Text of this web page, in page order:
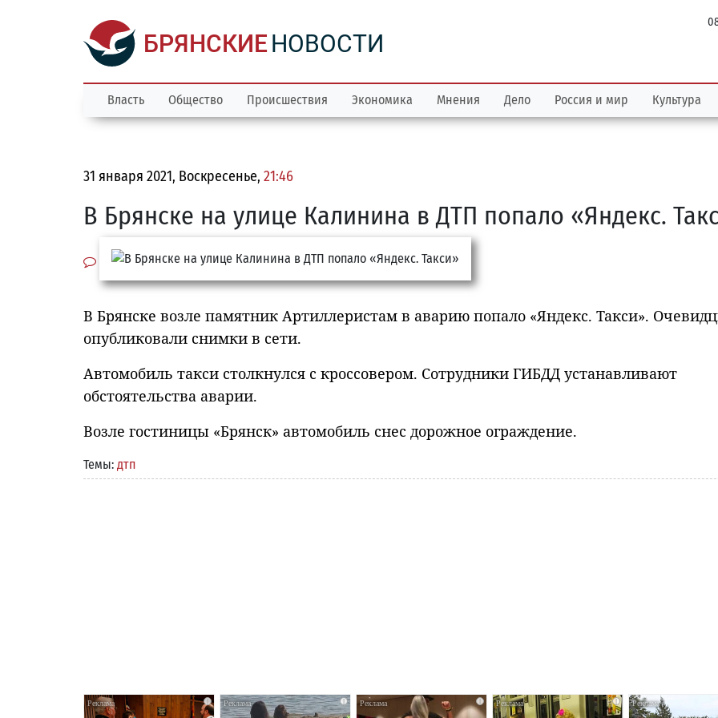
БРЯНСКИЕНОВОСТИ
Власть Общество Происшествия Экономика Мнения Дело Россия и мир Культура
31 января 2021, Воскресенье, 21:46
В Брянске на улице Калинина в ДТП попало «Яндекс.
В Брянске возле памятник Артиллеристам в аварию попало «Яндекс. Такси».
опубликовали снимки в сети.
Автомобиль такси столкнулся с кроссовером. Сотрудники ГИБДД устанавливают
обстоятельства аварии.
Возле гостиницы «Брянск» автомобиль снес дорожное ограждение.
Темы: дтп
i i i i